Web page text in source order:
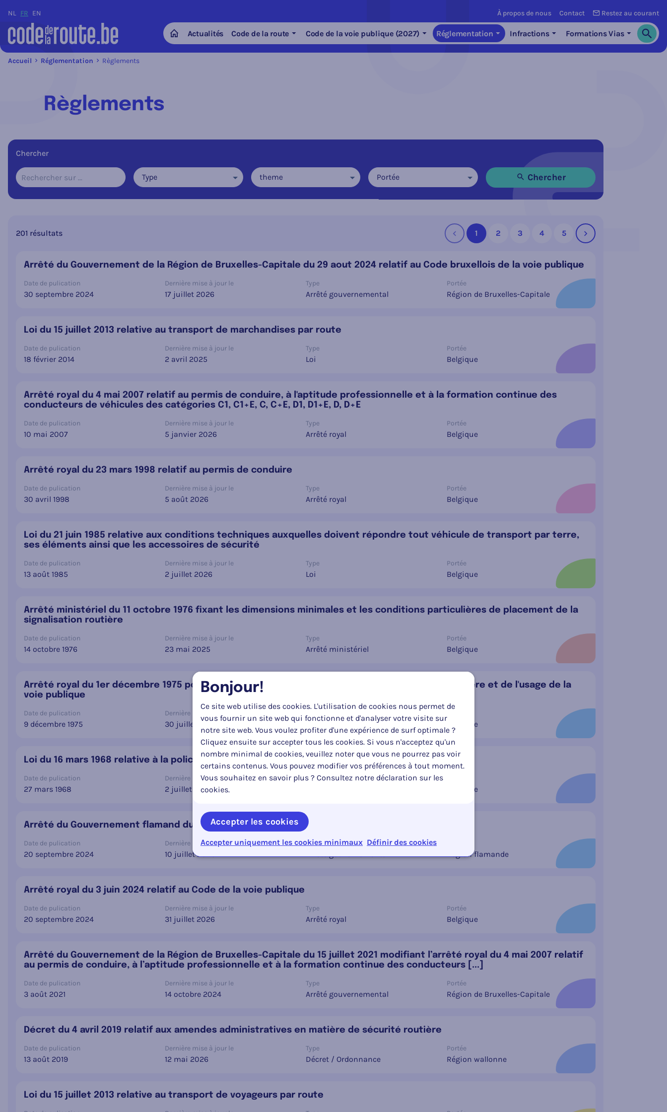
NL FR EN À propos de nous Contact Restez au courant
HomeActualités Code de la route Code de la voie publique (2027) Réglementation Infractions Formations Vias
Accueil Réglementation Règlements
Règlements
Chercher
Type theme Portée Chercher
201 résultats Précédent
1 2 3 4 5 Suivant
Arrêté du Gouvernement de la Région de Bruxelles-Capitale du 29 aout 2024 relatif au Code bruxellois de la voie publique
Date de pulication
30 septembre 2024
Dernière mise à jour le
17 juillet 2026
Type
Arrêté gouvernemental
Portée
Région de Bruxelles-Capitale
Loi du 15 juillet 2013 relative au transport de marchandises par route
Date de pulication
18 février 2014
Dernière mise à jour le
2 avril 2025
Type
Loi
Portée
Belgique
Arrêté royal du 4 mai 2007 relatif au permis de conduire, à l'aptitude professionnelle et à la formation continue des
conducteurs de véhicules des catégories C1, C1+E, C, C+E, D1, D1+E, D, D+E
Date de pulication
10 mai 2007
Dernière mise à jour le
5 janvier 2026
Type
Arrêté royal
Portée
Belgique
Arrêté royal du 23 mars 1998 relatif au permis de conduire
Date de pulication
30 avril 1998
Dernière mise à jour le
5 août 2026
Type
Arrêté royal
Portée
Belgique
Loi du 21 juin 1985 relative aux conditions techniques auxquelles doivent répondre tout véhicule de transport par terre,
ses éléments ainsi que les accessoires de sécurité
Date de pulication
13 août 1985
Dernière mise à jour le
2 juillet 2026
Type
Loi
Portée
Belgique
Arrêté ministériel du 11 octobre 1976 fixant les dimensions minimales et les conditions particulières de placement de la
signalisation routière
Date de pulication
14 octobre 1976
Dernière mise à jour le
23 mai 2025
Type
Arrêté ministériel
Portée
Belgique
Arrêté royal du 1er décembre 1975 portant règlement général sur la police de la circulation routière et de l'usage de la
voie publique
Date de pulication
9 décembre 1975
Dernière mise à jour le
30 juillet 2026 Arrêté royal Belgique
Loi du 16 mars 1968 relative à la police de la circulation routière
Date de pulication
27 mars 1968
Dernière mise à jour le
2 juillet 2026
Type
Belgique
Arrêté du Gouvernement flamand du 19 juillet 2024 établissant le code de la route flamand
Date de pulication
20 septembre 2024
Dernière mise à jour le
10 juillet 2026
Type
Région flamande
Arrêté royal du 3 juin 2024 relatif au Code de la voie publique
Date de pulication
20 septembre 2024
Dernière mise à jour le
31 juillet 2026
Type
Arrêté royal
Portée
Belgique
Arrêté du Gouvernement de la Région de Bruxelles-Capitale du 15 juillet 2021 modifiant l’arrêté royal du 4 mai 2007 relatif
au permis de conduire, à l’aptitude professionnelle et à la formation continue des conducteurs [...]
Date de pulication
3 août 2021
Dernière mise à jour le
14 octobre 2024
Type
Arrêté gouvernemental
Portée
Région de Bruxelles-Capitale
Décret du 4 avril 2019 relatif aux amendes administratives en matière de sécurité routière
Date de pulication
13 août 2019
Dernière mise à jour le
12 mai 2026
Type
Décret / Ordonnance
Portée
Région wallonne
Loi du 15 juillet 2013 relative au transport de voyageurs par route
Bonjour!
Ce site web utilise des cookies. L'utilisation de cookies nous permet de
vous fournir un site web qui fonctionne et d'analyser votre visite sur
notre site web. Vous voulez profiter d'une expérience de surf optimale ?
Cliquez ensuite sur accepter tous les cookies. Si vous n'acceptez qu'un
nombre minimal de cookies, veuillez noter que vous ne pourrez pas voir
certains contenus. Vous pouvez modifier vos préférences à tout moment.
Vous souhaitez en savoir plus ? Consultez notre déclaration sur les
cookies.
Accepter les cookies
Accepter uniquement les cookies minimaux Définir des cookies